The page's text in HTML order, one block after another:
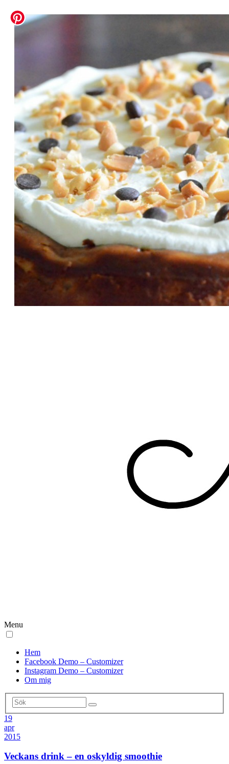
Menu
Hem
Facebook Demo – Customizer
Instagram Demo – Customizer
Om mig
19
apr
2015
Veckans drink – en oskyldig smoothie